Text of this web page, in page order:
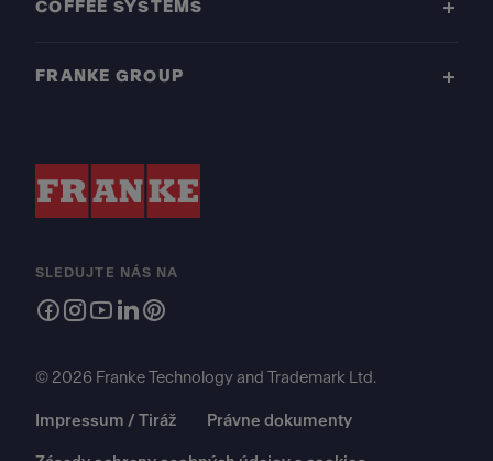
COFFEE SYSTEMS
FRANKE GROUP
SLEDUJTE NÁS NA
© 2026 Franke Technology and Trademark Ltd.
Impressum / Tiráž Právne dokumenty